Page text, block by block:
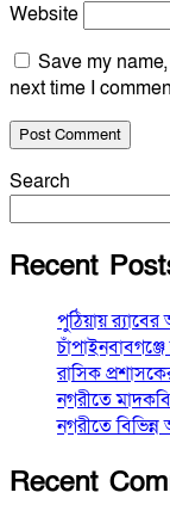
Website
Save my
next time I
Search
Recent
পুঠিয়ায়
রাসিক
নগরীতে
নগরীতে বিভিন্ন
Recent